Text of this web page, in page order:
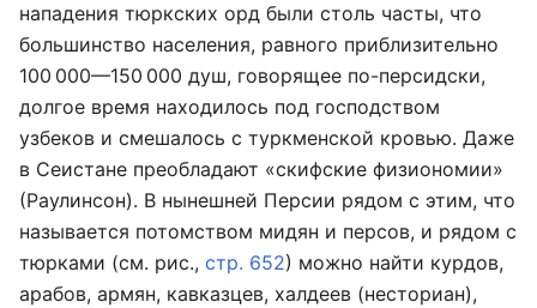
нападения тюркских орд были столь часты, что
большинство населения, равного приблизительно
100 000—150 000 душ, говорящее по-персидски,
долгое время находилось под господством
узбеков и смешалось с туркменской кровью. Даже
в Сеистане преобладают «скифские физиономии»
(Раулинсон). В нынешней Персии рядом с этим, что
называется потомством мидян и персов, и рядом с
тюрками (см. рис., стр. 652) можно найти курдов,
арабов, армян, кавказцев, халдеев (несториан),